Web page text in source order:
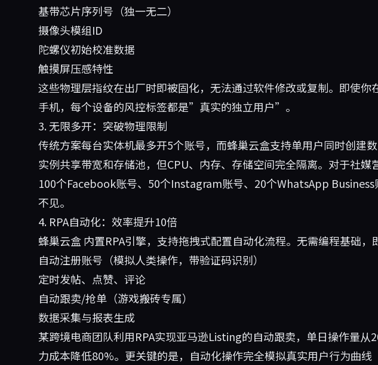
基带芯片序列号（独一无二）
摄像头模组ID
陀螺仪初始校准数据
触摸屏压感特性
这些物理层指纹在出厂时即被固化，无法通过软件修改或复制。即使你
手机，每个设备的风控标签都是”真实的独立用户”。
3. 无限多开：突破物理限制
传统方案每台实体机最多开5个账号，而蜂巢云盒支持单用户同时创建
实例共享带宽和存储池，但CPU、内存、存储空间完全隔离。对于社媒
100个Facebook账号、50个Instagram账号、20个WhatsApp
不见。
4. RPA自动化：效率提升10倍
蜂巢云盒内置RPA引擎，支持拖拽式配置自动化流程。无需编程基础，
自动注册账号（模拟人类操作，带验证码识别）
定时发帖、点赞、评论
自动跟卖/抢单（游戏搬砖专属）
数据采集与报表生成
某跨境电商团队利用RPA实现亚马逊Listing的自动跟卖，单日操作量从
力成本降低80%。更关键的是，自动化操作完全模拟真实用户行为曲线